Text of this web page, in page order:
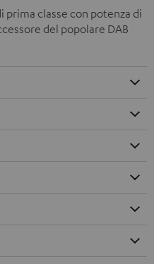
prima classe con potenza di
del popolare DAB